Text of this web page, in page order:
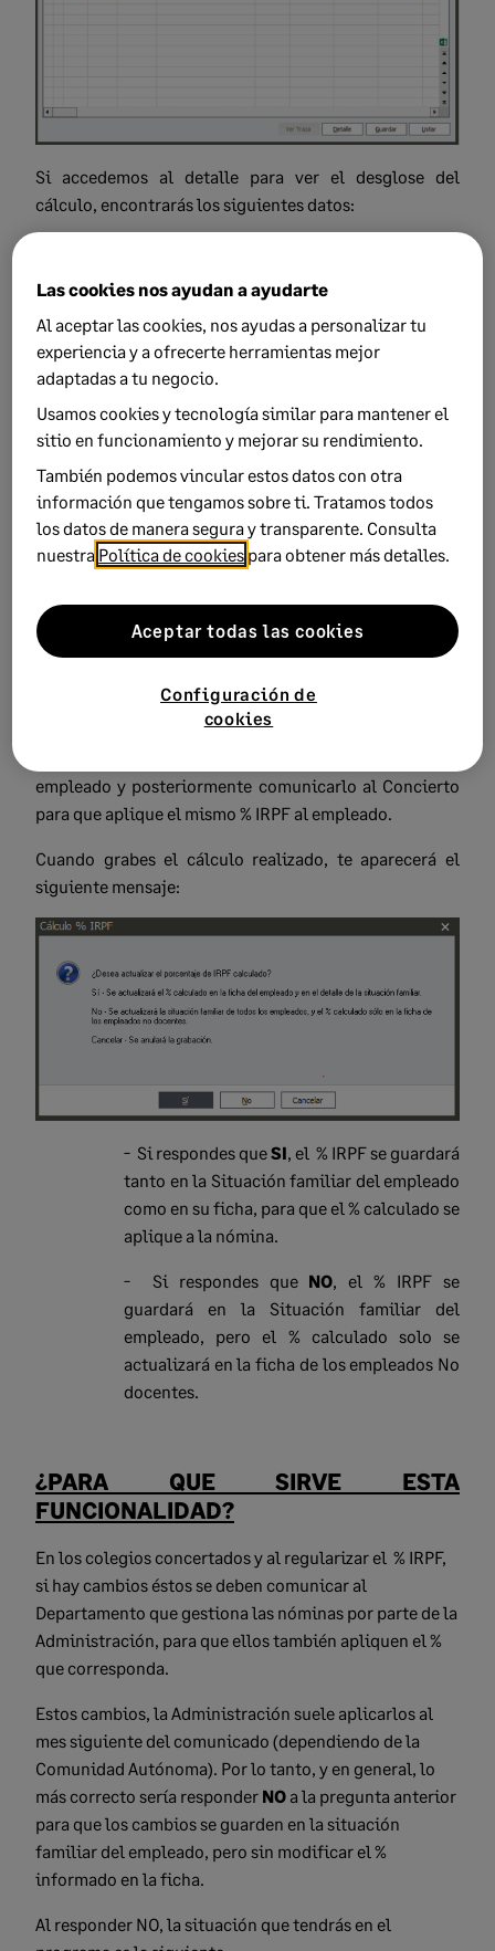
Si accedemos al detalle para ver el desglose del
cálculo, encontrarás los siguientes datos:
- La base Calculadacorresponde al total
calculado para la empresa Colegio
- El campo
ambas
Los cálculos de deben guardar para que los registros se
empleado y posteriormente comunicarlo al Concierto
para que aplique el mismo % IRPF al empleado.
Cuando grabes el cálculo realizado, te aparecerá el
siguiente mensaje:
- Si respondes queSI, el % IRPF se guardará
tanto en la Situación familiar del empleado
como en su ficha, para que el % calculado se
aplique a la nómina.
- Si respondes que NO, el % IRPF se
guardará en la Situación familiar del
empleado, pero el % calculado solo se
actualizará en la ficha de los empleados No
docentes.
¿PARA QUE SIRVE ESTA
FUNCIONALIDAD?
En los colegios concertados y al regularizar el % IRPF,
si hay cambios éstos se deben comunicar al
Departamento que gestiona las nóminas por parte de la
Administración, para que ellos también apliquen el %
que corresponda.
Estos cambios, la Administración suele aplicarlos al
mes siguiente del comunicado (dependiendo de la
Comunidad Autónoma). Por lo tanto, y en general, lo
más correcto sería responder NO a la pregunta anterior
para que los cambios se guarden en la situación
familiar del empleado, pero sin modificar el %
informado en la ficha.
Al responder NO, la situación que tendrás en el
Las cookies nos ayudan a ayudarte
Al aceptar las cookies, nos ayudas a personalizar tu
experiencia y a ofrecerte herramientas mejor
adaptadas a tu negocio.
Usamos cookies y tecnología similar para mantener el
sitio en funcionamiento y mejorar su rendimiento.
También podemos vincular estos datos con otra
información que tengamos sobre ti. Tratamos todos
los datos de manera segura y transparente. Consulta
nuestra Política de cookies para obtener más detalles.
Configuración de
cookies
Aceptar todas las cookies